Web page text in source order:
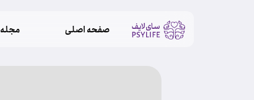
صفحه اصلی مجله